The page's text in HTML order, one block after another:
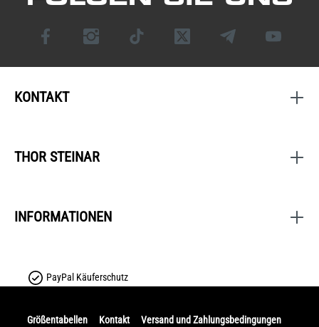
KONTAKT
THOR STEINAR
INFORMATIONEN
PayPal Käuferschutz
Größentabellen Kontakt
Versand und Zahlungsbedingungen